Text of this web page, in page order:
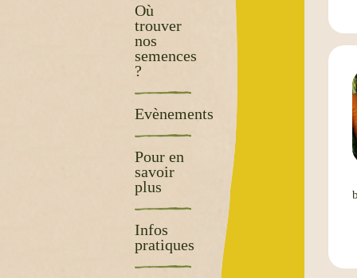
Où
trouver
nos
semences
?
Evènements
Pour en
savoir
plus
Infos
pratiques